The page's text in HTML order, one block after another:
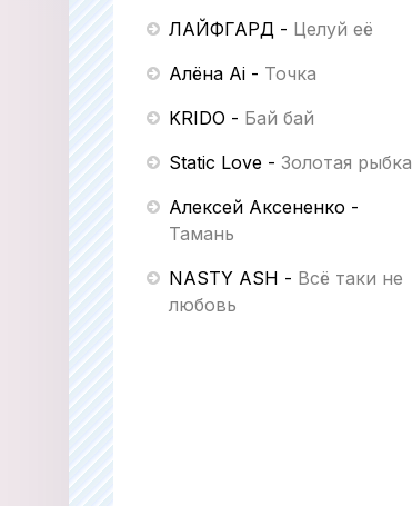
ЛАЙФГАРД - Целуй её
Алёна Ai - Точка
KRIDO - Бай бай
Static Love - Золотая рыбка
Алексей Аксененко -
Тамань
NASTY ASH - Всё таки не
любовь